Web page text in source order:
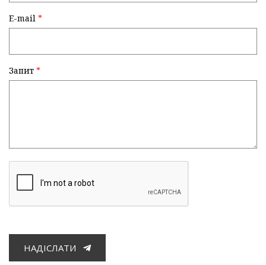
E-mail *
Запит *
НАДІСЛАТИ